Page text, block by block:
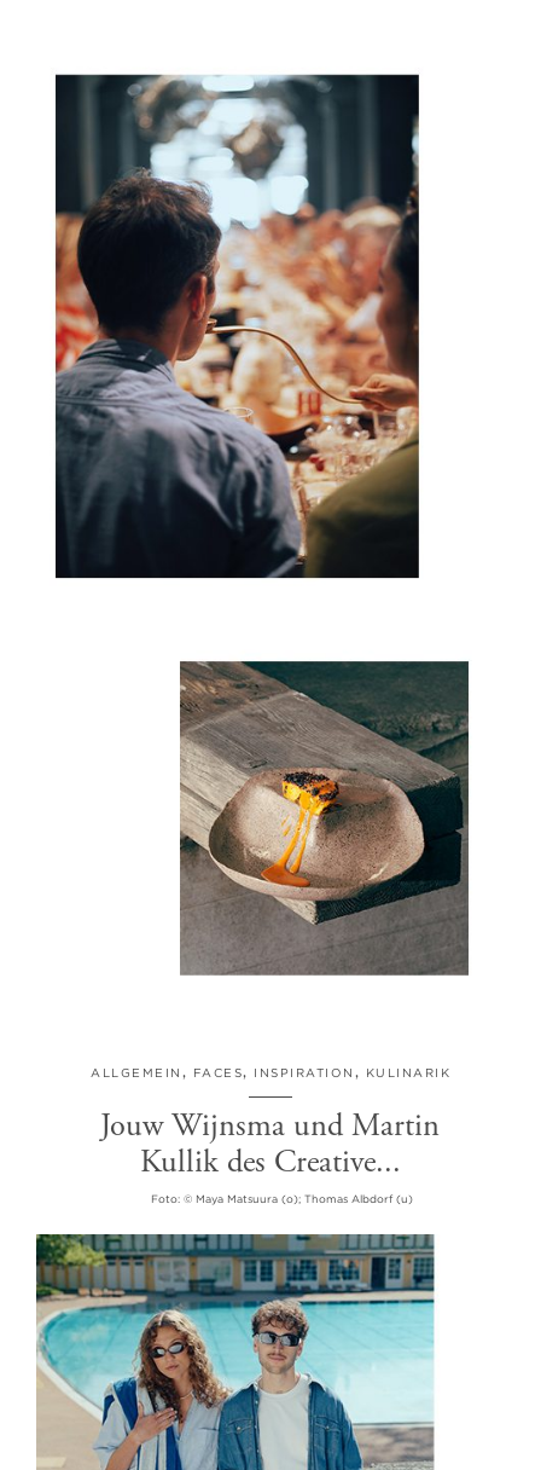
ALLGEMEIN , FACES, INSPIRATION , KULINARIK
Jouw Wijnsma und Martin
Kullik des Creative...
Foto: © Maya Matsuura (o); Thomas Albdorf (u)